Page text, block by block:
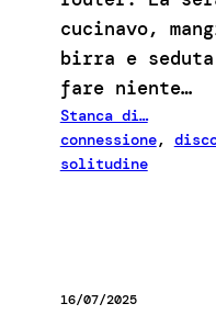
cucinavo,
birra e
fare niente…
Stanca di…
connessione,
solitudine
16/07/2025